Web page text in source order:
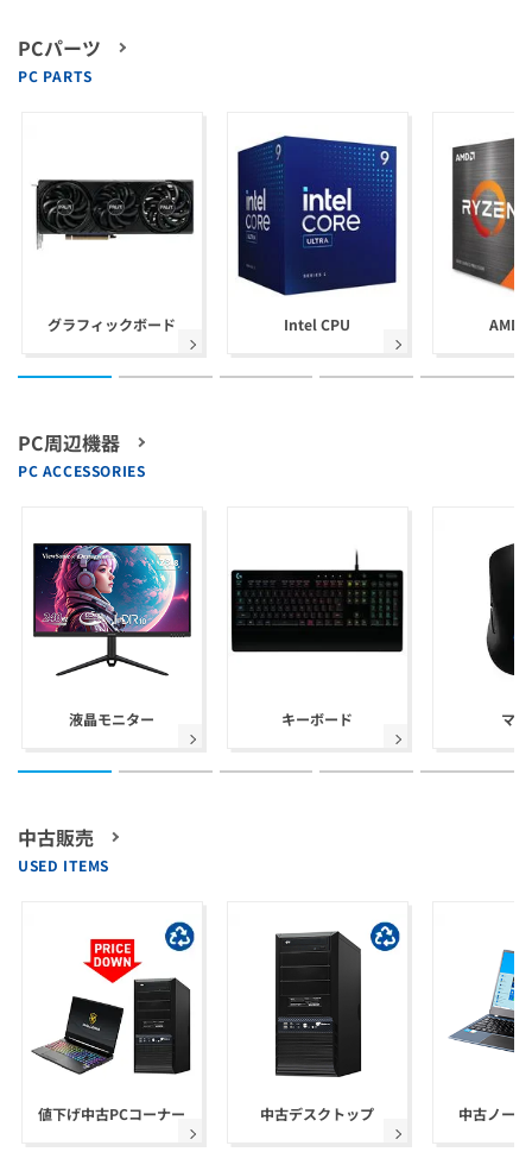
PCパーツ
PC PARTS
グラフィックボード Intel CPU AMD
PC周辺機器
PC ACCESSORIES
液晶モニター キーボード マ
中古販売
USED ITEMS
値下げ中古PCコーナー 中古デスクトップ 中古ノー